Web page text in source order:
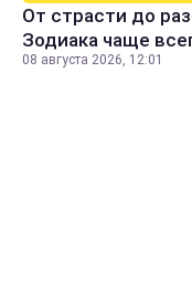
От страсти до
Зодиака чаще
08 августа 2026, 12:01